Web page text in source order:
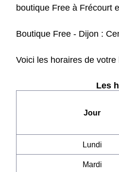
boutique Free à Frécourt
Boutique Free - Dijon :
Voici les horaires de
Les
Jour
Lundi
Mardi